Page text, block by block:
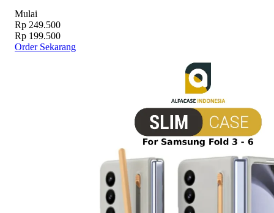
Mulai
Rp 249.500
Rp 199.500
Order Sekarang